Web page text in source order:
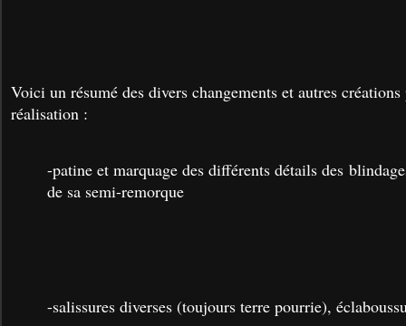
Voici un résumé des divers changements et autres
réalisation :
-patine et marquage des différents détails des
de sa semi-remorque
-salissures diverses (toujours terre pourrie),